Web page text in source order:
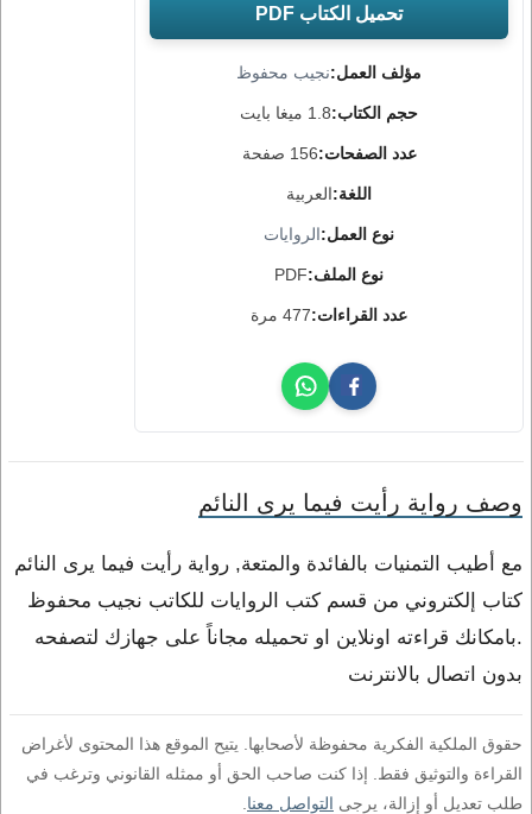
مؤلف العمل:نجيب محفوظ
حجم الكتاب:1.8 ميغا بايت
عدد الصفحات:156 صفحة
اللغة:العربية
نوع العمل:الروايات
نوع الملف:PDF
عدد القراءات:477 مرة
تحميل الكتاب PDF
وصف رواية رأيت فيما يرى النائم
مع أطيب التمنيات بالفائدة والمتعة, رواية رأيت فيما يرى النائم
كتاب إلكتروني من قسم كتب الروايات للكاتب نجيب محفوظ
.بامكانك قراءته اونلاين او تحميله مجاناً على جهازك لتصفحه
بدون اتصال بالانترنت
حقوق الملكية الفكرية محفوظة لأصحابها. يتيح الموقع هذا المحتوى لأغراض
القراءة والتوثيق فقط. إذا كنت صاحب الحق أو ممثله القانوني وترغب في
طلب تعديل أو إزالة، يرجى التواصل معنا